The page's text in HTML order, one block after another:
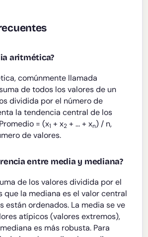
aritmética?
comúnmente llamada
de todos los valores de un
dividida por el número de
la tendencia central de los
= (x1 + x2 + ... + xn) / n,
de valores.
entre media y mediana?
de los valores dividida por el
que la mediana es el valor central
están ordenados. La media se ve
atípicos (valores extremos),
es más robusta. Para